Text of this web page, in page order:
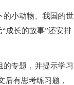
的小动物、我国的世
成长的故事”还安排
专题，并提示学习
后有思考练习题，